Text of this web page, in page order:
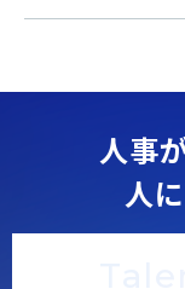
人事
人